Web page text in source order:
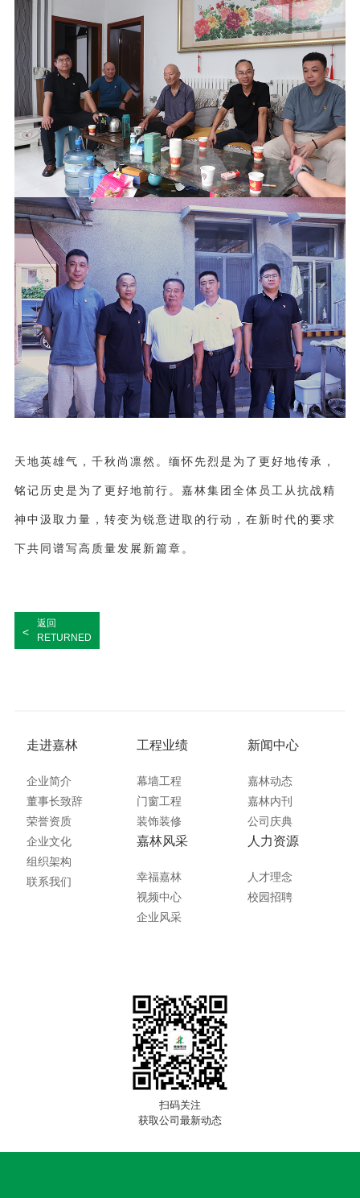
天地英雄气，千秋尚凛然。缅怀先烈是为了更好地传承，
铭记历史是为了更好地前行。嘉林集团全体员工从抗战精
神中汲取力量，转变为锐意进取的行动，在新时代的要求
下共同谱写高质量发展新篇章。
<
返回
RETURNED
走进嘉林
企业简介
董事长致辞
荣誉资质
企业文化
组织架构
联系我们
工程业绩
幕墙工程
门窗工程
装饰装修
新闻中心
嘉林动态
嘉林内刊
公司庆典
嘉林风采
幸福嘉林
视频中心
企业风采
人力资源
人才理念
校园招聘
扫码关注
获取公司最新动态